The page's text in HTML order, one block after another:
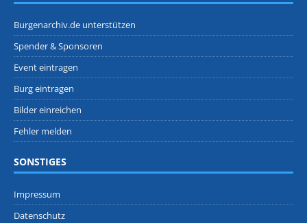
Burgenarchiv.de unterstützen
Spender & Sponsoren
Event eintragen
Burg eintragen
Bilder einreichen
Fehler melden
SONSTIGES
Impressum
Datenschutz